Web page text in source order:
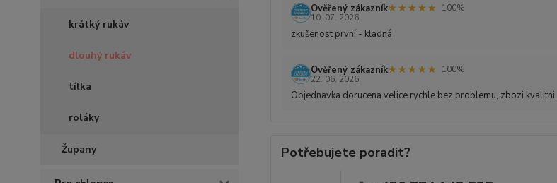
krátký rukáv
dlouhý rukáv
tílka
roláky
Župany
Ověřený zákazník★★★★★
★★★★★
100%
10. 07. 2026
zkušenost první - kladná
Ověřený zákazník★★★★★
★★★★★
100%
22. 06. 2026
Objednavka dorucena velice rychle bez problemu, zbozi kvalitni.
Potřebujete poradit?